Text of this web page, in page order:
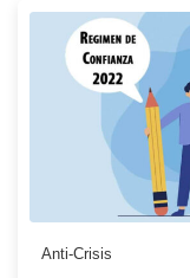
Anti-Crisis